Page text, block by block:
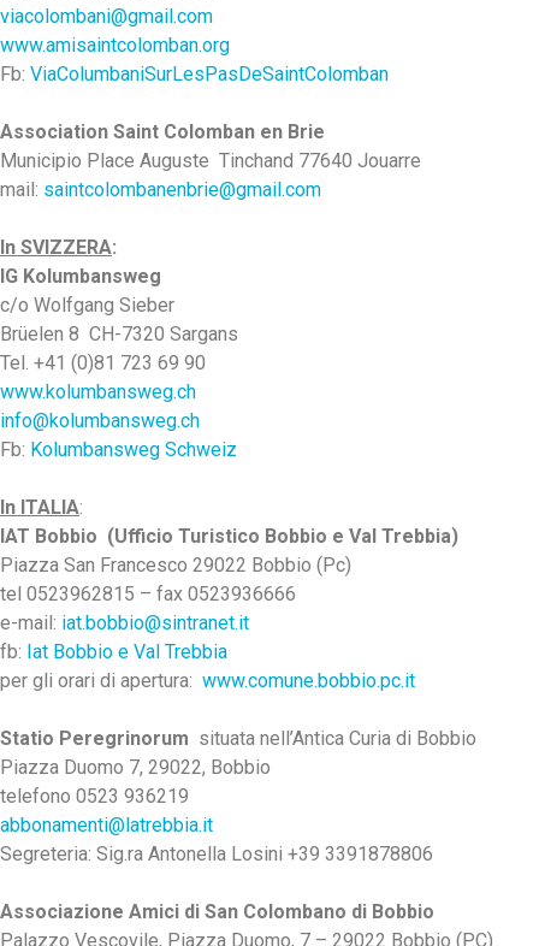
viacolombani@gmail.com
www.amisaintcolomban.org
Fb: ViaColumbaniSurLesPasDeSaintColomban
Association Saint Colomban en Brie
Municipio Place Auguste Tinchand 77640 Jouarre
mail: saintcolombanenbrie@gmail.com
In SVIZZERA:
IG Kolumbansweg
c/o Wolfgang Sieber
Brüelen 8 CH-7320 Sargans
Tel. +41 (0)81 723 69 90
www.kolumbansweg.ch
info@kolumbansweg.ch
Fb: Kolumbansweg Schweiz
In ITALIA:
IAT Bobbio (Ufficio Turistico Bobbio e Val Trebbia)
Piazza San Francesco 29022 Bobbio (Pc)
tel 0523962815 – fax 0523936666
e-mail: iat.bobbio@sintranet.it
fb: Iat Bobbio e Val Trebbia
per gli orari di apertura: www.comune.bobbio.pc.it
Statio Peregrinorum situata nell’Antica Curia di Bobbio
Piazza Duomo 7, 29022, Bobbio
telefono 0523 936219
abbonamenti@latrebbia.it
Segreteria: Sig.ra Antonella Losini +39 3391878806
Associazione Amici di San Colombano di Bobbio
Palazzo Vescovile, Piazza Duomo, 7 – 29022 Bobbio (PC)